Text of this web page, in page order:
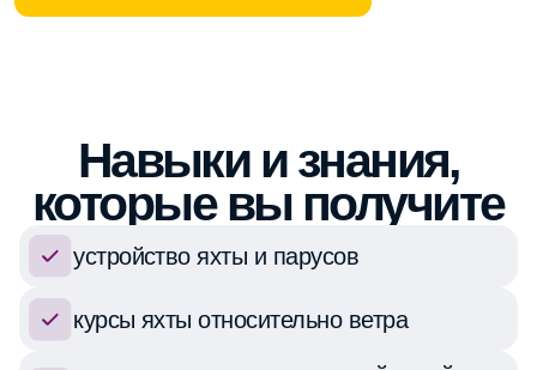
устройство яхты и парусов
курсы яхты относительно ветра
основы управления парусной яхтой и